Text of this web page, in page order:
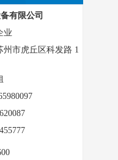
有限公司
业
州市虎丘区科发路 1